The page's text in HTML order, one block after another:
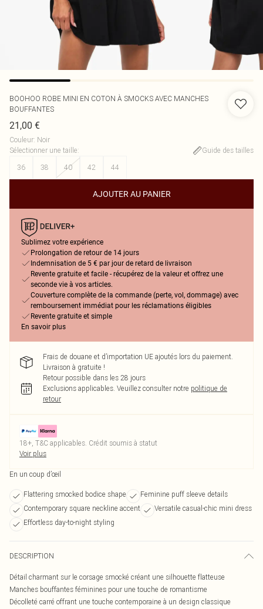
BOOHOO ROBE MINI EN COTON À SMOCKS AVEC MANCHES
BOUFFANTES
21,00 €
Couleur: Noir
Sélectionner une taille:
Guide des tailles
36
38 40 42 44
AJOUTER AU PANIER
Sublimez votre expérience
Prolongation de retour de 14 jours
Indemnisation de 5 € par jour de retard de livraison
Revente gratuite et facile - récupérez de la valeur et offrez une
seconde vie à vos articles.
Couverture complète de la commande (perte, vol, dommage) avec
remboursement immédiat pour les réclamations éligibles
Revente gratuite et simple
En savoir plus
Frais de douane et d’importation UE ajoutés lors du paiement.
Livraison à gratuite !
Retour possible dans les 28 jours
Exclusions applicables. Veuillez consulter notre politique de
retour
18+, T&C applicables. Crédit soumis à statut
Voir plus
En un coup d’œil
Flattering smocked bodice shape
Feminine puff sleeve details
Contemporary square neckline accent
Versatile casual-chic mini dress
Effortless day-to-night styling
DESCRIPTION
Détail charmant sur le corsage smocké créant une silhouette flatteuse
Manches bouffantes féminines pour une touche de romantisme
Décolleté carré offrant une touche contemporaine à un design classique